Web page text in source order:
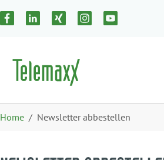
Home Newsletter abbestellen